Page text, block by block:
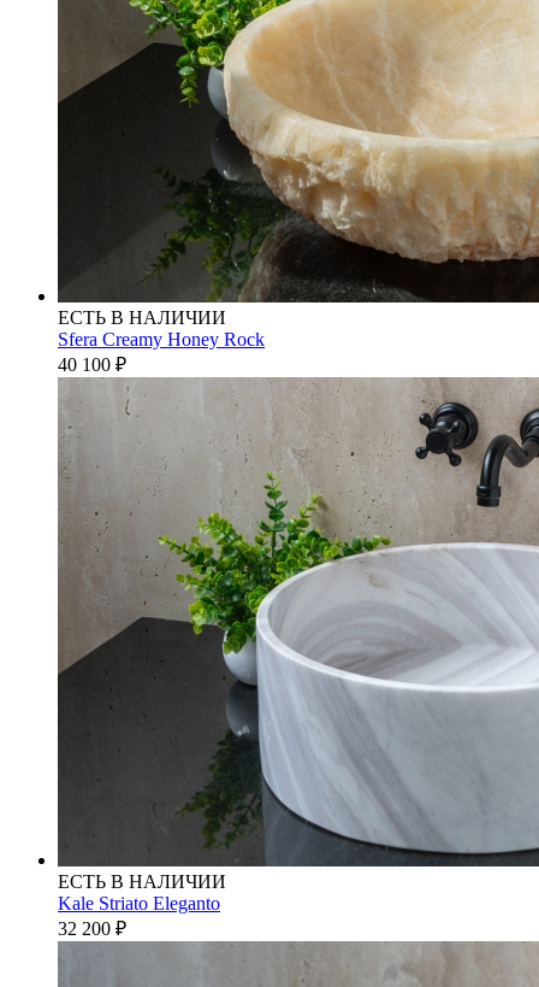
ЕСТЬ В НАЛИЧИИ
Sfera Creamy Honey Rock
40 100 ₽
ЕСТЬ В НАЛИЧИИ
Kale Striato Eleganto
32 200 ₽